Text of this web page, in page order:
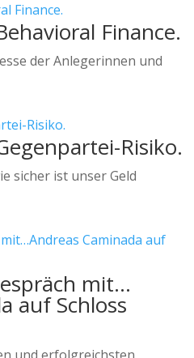
Finance.
der Anlegerinnen und
Risiko.
sicher ist unser Geld
mit…
auf Schloss